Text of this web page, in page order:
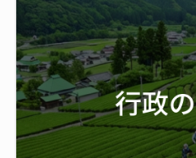
新着 新技術・新製品 行政の